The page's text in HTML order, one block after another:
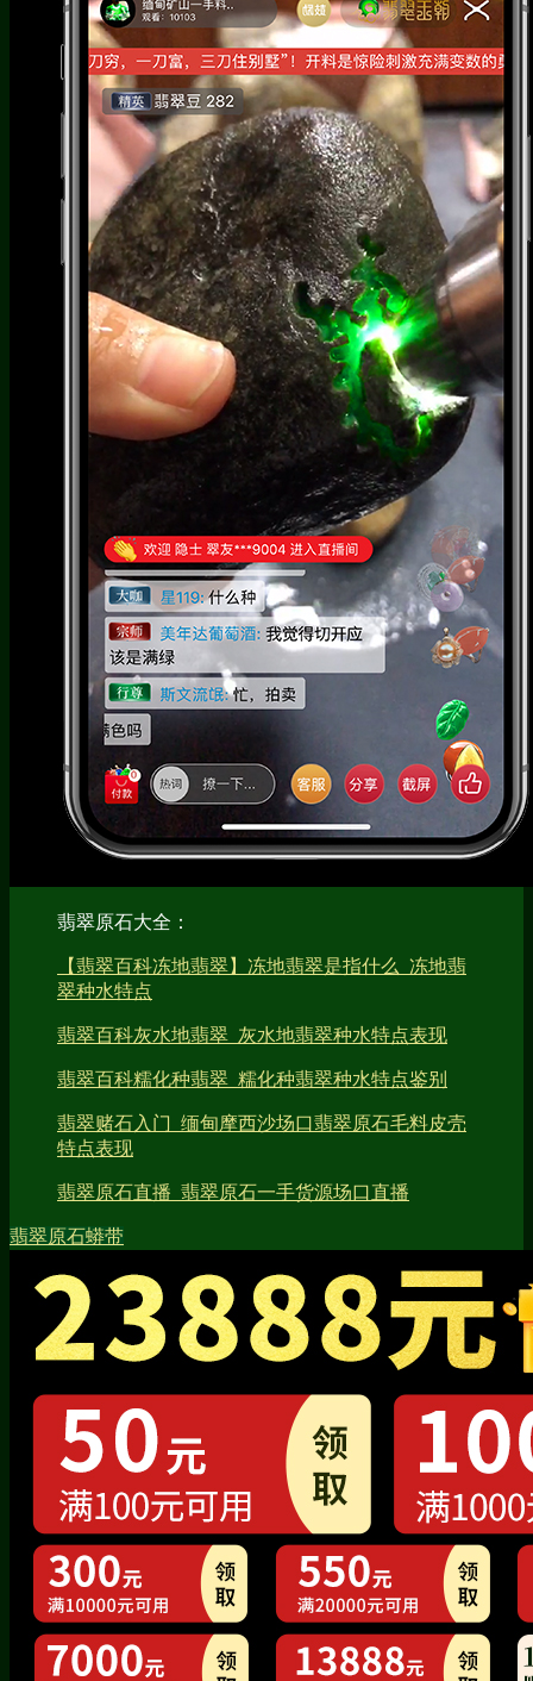
翡翠原石大全：
【翡翠百科冻地翡翠】冻地翡翠是指什么_冻地翡
翠种水特点
翡翠百科灰水地翡翠_灰水地翡翠种水特点表现
翡翠百科糯化种翡翠_糯化种翡翠种水特点鉴别
翡翠赌石入门_缅甸摩西沙场口翡翠原石毛料皮壳
特点表现
翡翠原石直播_翡翠原石一手货源场口直播
翡翠原石蟒带